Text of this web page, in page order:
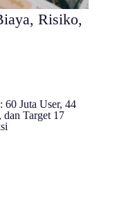
Risiko,
60 Juta User, 44
dan Target 17